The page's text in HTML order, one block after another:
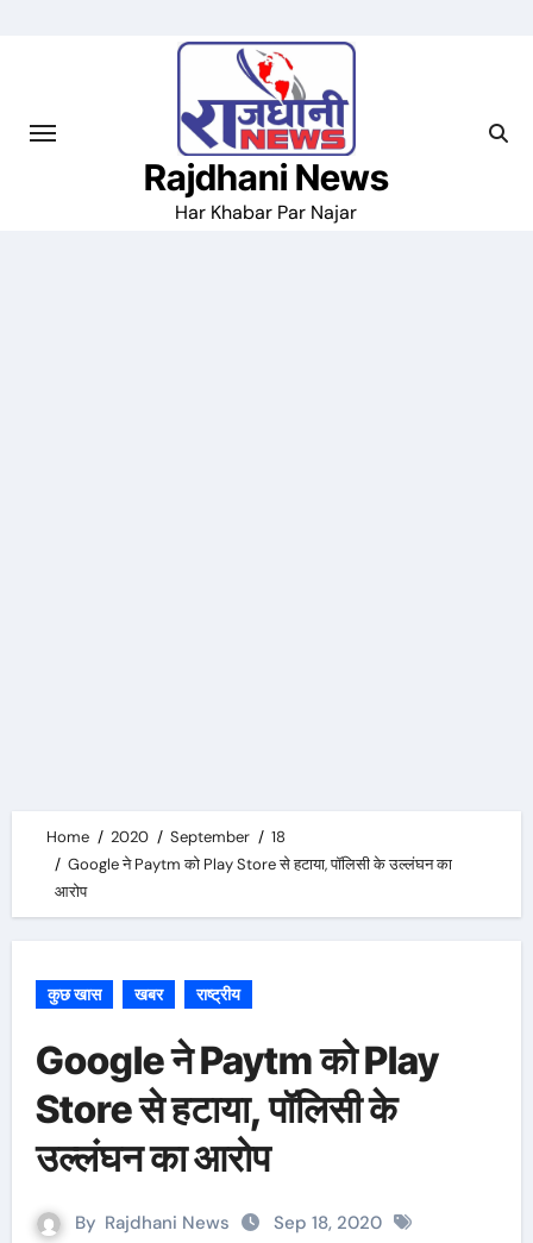
Rajdhani News
Har Khabar Par Najar
Home 2020 September
18
Google ने Paytm को Play Store से हटाया, पॉलिसी के उल्लंघन का
आरोप
कुछ खास खबर राष्ट्रीय
Google ने Paytm को Play
Store से हटाया, पॉलिसी के
उल्लंघन का आरोप
By Rajdhani News
Sep 18, 2020